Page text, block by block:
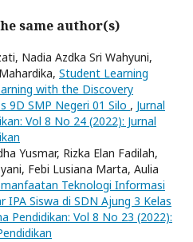
same author(s)
Nadia Azdka Sri Wahyuni,
Student Learning
with the Discovery
9D SMP Negeri 01 Silo , Jurnal
Vol 8 No 24 (2022): Jurnal
Yusmar, Rizka Elan Fadilah,
Febi Lusiana Marta, Aulia
Teknologi Informasi
IPA Siswa di SDN Ajung 3 Kelas
Pendidikan: Vol 8 No 23 (2022):